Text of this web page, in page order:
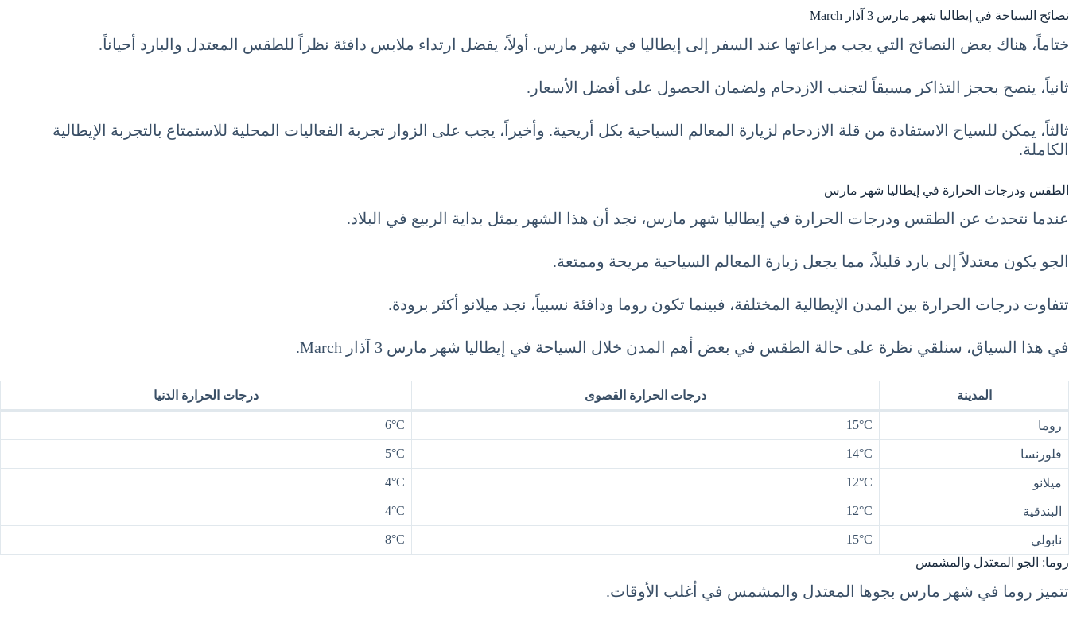
نصائح السياحة في إيطاليا شهر مارس 3 آذار March
ختاماً، هناك بعض النصائح التي يجب مراعاتها عند السفر إلى إيطاليا في شهر مارس. أولاً، يفضل ارتداء ملابس دافئة نظراً للطقس المعتدل والبارد أحياناً.
ثانياً، ينصح بحجز التذاكر مسبقاً لتجنب الازدحام ولضمان الحصول على أفضل الأسعار.
ثالثاً، يمكن للسياح الاستفادة من قلة الازدحام لزيارة المعالم السياحية بكل أريحية. وأخيراً، يجب على الزوار تجربة الفعاليات المحلية للاستمتاع بالتجربة الإيطالية
الكاملة.
الطقس ودرجات الحرارة في إيطاليا شهر مارس
عندما نتحدث عن الطقس ودرجات الحرارة في إيطاليا شهر مارس، نجد أن هذا الشهر يمثل بداية الربيع في البلاد.
الجو يكون معتدلاً إلى بارد قليلاً، مما يجعل زيارة المعالم السياحية مريحة وممتعة.
تتفاوت درجات الحرارة بين المدن الإيطالية المختلفة، فبينما تكون روما ودافئة نسبياً، نجد ميلانو أكثر برودة.
في هذا السياق، سنلقي نظرة على حالة الطقس في بعض أهم المدن خلال السياحة في إيطاليا شهر مارس 3 آذار March.
المدينة درجات الحرارة القصوى درجات الحرارة الدنيا
روما 15°C
6°C
فلورنسا 14°C
5°C
ميلانو 12°C
4°C
البندقية 12°C
4°C
نابولي 15°C
8°C
روما: الجو المعتدل والمشمس
تتميز روما في شهر مارس بجوها المعتدل والمشمس في أغلب الأوقات.